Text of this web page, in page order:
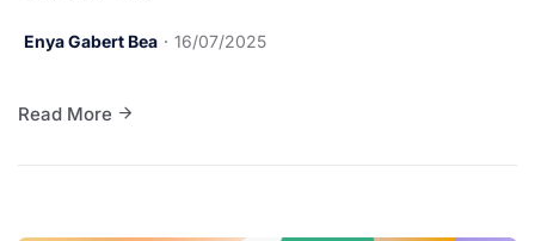
Enya Gabert Bea 16/07/2025
Read More